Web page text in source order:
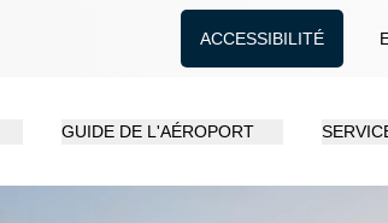
ACCESSIBILITÉ
GUIDE DE L'AÉROPORT